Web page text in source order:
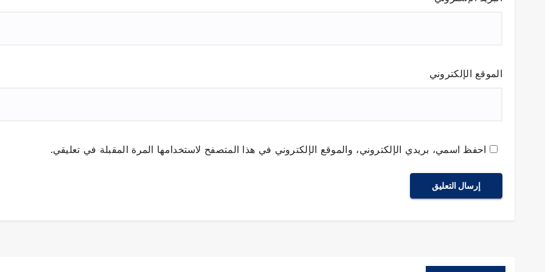
الموقع الإلكتروني
احفظ اسمي، بريدي الإلكتروني، والموقع الإلكتروني في هذا المتصفح لاستخدامها المرة المقبلة في تعليقي.